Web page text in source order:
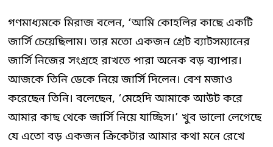
গণমাধ্যমকে মিরাজ বলেন, ‘আমি কোহলির কাছে একটি
জার্সি চেয়েছিলাম। তার মতো একজন গ্রেট ব্যাটসম্যানের
জার্সি নিজের সংগ্রহে রাখতে পারা অনেক বড় ব্যাপার।
আজকে তিনি ডেকে নিয়ে জার্সি দিলেন। বেশ মজাও
করেছেন তিনি। বলেছেন, ‘মেহেদি আমাকে আউট করে
আমার কাছ থেকে জার্সি নিয়ে যাচ্ছিস।’ খুব ভালো লেগেছে
যে এতো বড় একজন ক্রিকেটার আমার কথা মনে রেখে